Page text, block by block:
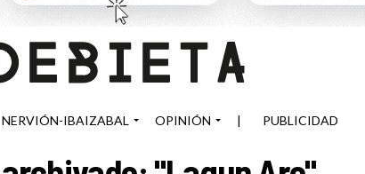
NERVIÓN-IBAIZABAL OPINIÓN | PUBLICIDAD